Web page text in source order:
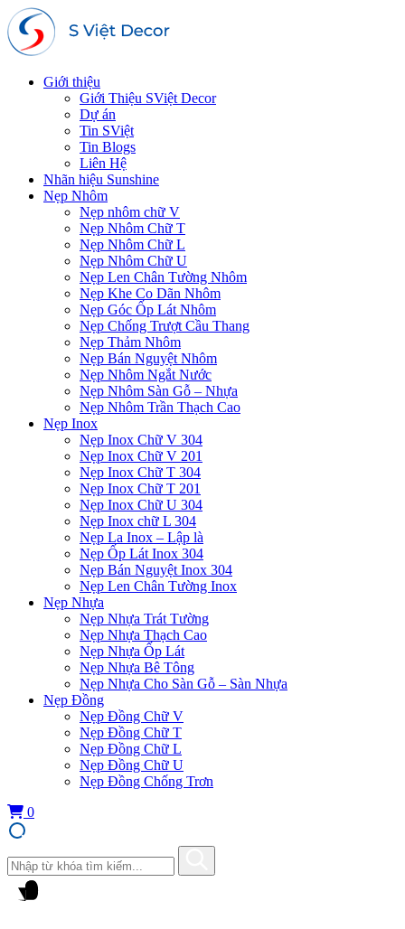
Giới thiệu
Giới Thiệu SViệt Decor
Dự án
Tin SViệt
Tin Blogs
Liên Hệ
Nhãn hiệu Sunshine
Nẹp Nhôm
Nẹp nhôm chữ V
Nẹp Nhôm Chữ T
Nẹp Nhôm Chữ L
Nẹp Nhôm Chữ U
Nẹp Len Chân Tường Nhôm
Nẹp Khe Co Dãn Nhôm
Nẹp Góc Ốp Lát Nhôm
Nẹp Chống Trượt Cầu Thang
Nẹp Thảm Nhôm
Nẹp Bán Nguyệt Nhôm
Nẹp Nhôm Ngắt Nước
Nẹp Nhôm Sàn Gỗ – Nhựa
Nẹp Nhôm Trần Thạch Cao
Nẹp Inox
Nẹp Inox Chữ V 304
Nẹp Inox Chữ V 201
Nẹp Inox Chữ T 304
Nẹp Inox Chữ T 201
Nẹp Inox Chữ U 304
Nẹp Inox chữ L 304
Nẹp La Inox – Lập là
Nẹp Ốp Lát Inox 304
Nẹp Bán Nguyệt Inox 304
Nẹp Len Chân Tường Inox
Nẹp Nhựa
Nẹp Nhựa Trát Tường
Nẹp Nhựa Thạch Cao
Nẹp Nhựa Ốp Lát
Nẹp Nhựa Bê Tông
Nẹp Nhựa Cho Sàn Gỗ – Sàn Nhựa
Nẹp Đồng
Nẹp Đồng Chữ V
Nẹp Đồng Chữ T
Nẹp Đồng Chữ L
Nẹp Đồng Chữ U
Nẹp Đồng Chống Trơn
0